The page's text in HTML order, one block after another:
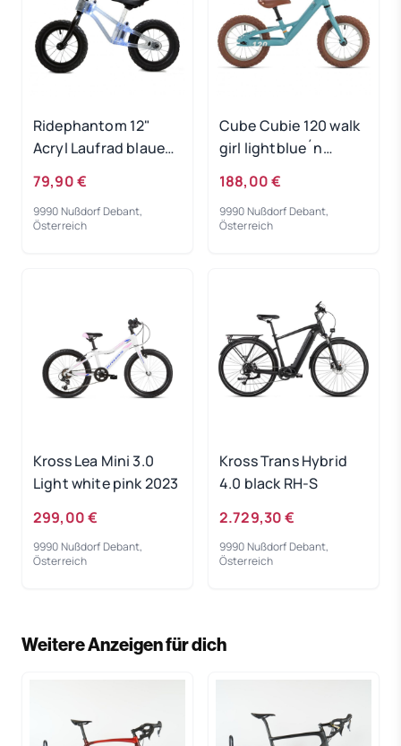
Ridephantom 12"
Acryl Laufrad blaues
79,90 €
9990 Nußdorf Debant,
Österreich
Cube Cubie 120 walk
girl lightblue´n
188,00 €
9990 Nußdorf Debant,
Österreich
Kross Lea Mini 3.0
Light white pink 2023
299,00 €
9990 Nußdorf Debant,
Österreich
Kross Trans Hybrid
4.0 black RH-S
2.729,30 €
9990 Nußdorf Debant,
Österreich
Weitere Anzeigen für dich